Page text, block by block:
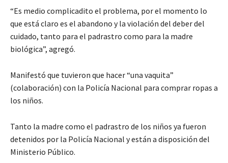
“Es medio complicadito el problema, por el momento lo
que está claro es el abandono y la violación del deber del
cuidado, tanto para el padrastro como para la madre
biológica”, agregó.
Manifestó que tuvieron que hacer “una vaquita”
(colaboración) con la Policía Nacional para comprar ropas a
los niños.
Tanto la madre como el padrastro de los niños ya fueron
detenidos por la Policía Nacional y están a disposición del
Ministerio Público.